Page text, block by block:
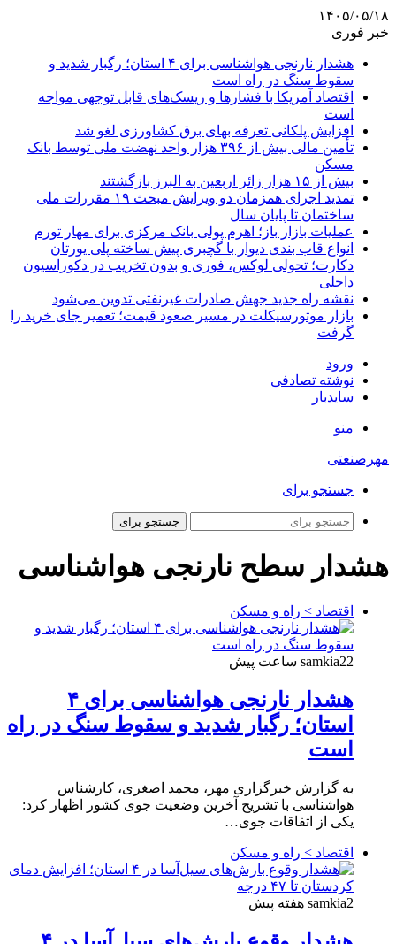
۱۴۰۵/۰۵/۱۸
خبر فوری
هشدار نارنجی هواشناسی برای ۴ استان؛ رگبار شدید و
سقوط سنگ در راه است
اقتصاد آمریکا با فشارها و ریسک‌های قابل توجهی مواجه
است
افزایش پلکانی تعرفه بهای برق کشاورزی لغو شد
تأمین مالی بیش از ۳۹۶ هزار واحد نهضت ملی توسط بانک
مسکن
بیش از ۱۵ هزار زائر اربعین به البرز بازگشتند
تمدید اجرای همزمان دو ویرایش مبحث ۱۹ مقررات ملی
ساختمان تا پایان سال
عملیات بازار باز؛ اهرم پولی بانک مرکزی برای مهار تورم
انواع قاب بندی دیوار با گچبری پیش ساخته پلی یورتان
دکارت؛ تحولی لوکس، فوری و بدون تخریب در دکوراسیون
داخلی
نقشه راه جدید جهش صادرات غیرنفتی تدوین می‌شود
بازار موتورسیکلت در مسیر صعود قیمت؛ تعمیر جای خرید را
گرفت
ورود
نوشته تصادفی
سایدبار
منو
مهرصنعتی
جستجو برای
جستجو برای
هشدار سطح نارنجی هواشناسی
اقتصاد > راه و مسکن
samkia22 ساعت پیش
هشدار نارنجی هواشناسی برای ۴
استان؛ رگبار شدید و سقوط سنگ در راه
است
به گزارش خبرگزاری مهر، محمد اصغری، کارشناس
هواشناسی با تشریح آخرین وضعیت جوی کشور اظهار کرد:
یکی از اتفاقات جوی…
اقتصاد > راه و مسکن
samkia2 هفته پیش